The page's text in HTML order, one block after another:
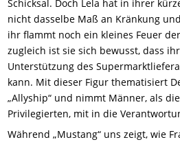
Schicksal. Doch Lela hat in ihrer
nicht dasselbe Maß an Kränkung
ihr flammt noch ein kleines Feuer
zugleich ist sie sich bewusst, dass
Unterstützung des
kann. Mit dieser Figur thematisiert
„Allyship“ und nimmt Männer, als
Privilegierten, mit in die
Während „Mustang“ uns zeigt, wie